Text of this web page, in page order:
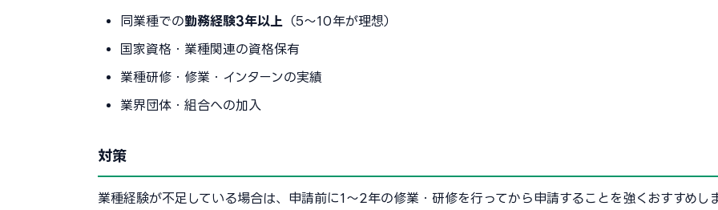
同業種での勤務経験3年以上
（5〜10年が理想）
国家資格・業種関連の資格保有
業種研修・修業・インターンの実績
業界団体・組合への加入
対策
業種経験が不足している場合は、申請前に1〜2年の修業・研修を行ってから申請することを強くおすすめし